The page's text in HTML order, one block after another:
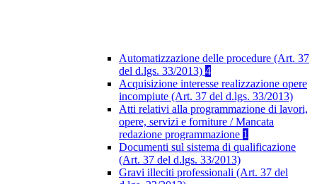
Automatizzazione delle procedure (Art. 37
del d.lgs. 33/2013) 4
Acquisizione interesse realizzazione opere
incompiute (Art. 37 del d.lgs. 33/2013)
Atti relativi alla programmazione di lavori,
opere, servizi e forniture / Mancata
redazione programmazione 1
Documenti sul sistema di qualificazione
(Art. 37 del d.lgs. 33/2013)
Gravi illeciti professionali (Art. 37 del